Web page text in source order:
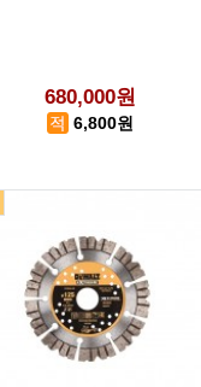
680,000원
6,800원